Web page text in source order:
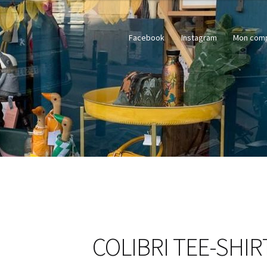
Facebook Instagram Mon
COLIBRI TEE-